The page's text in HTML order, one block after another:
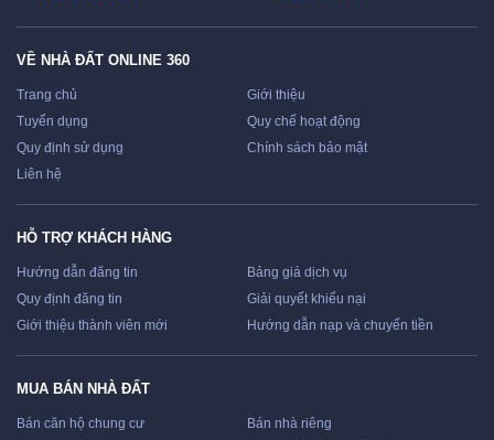
VỀ NHÀ ĐẤT ONLINE 360
Trang chủ
Giới thiệu
Tuyển dụng
Quy chế hoạt động
Quy định sử dụng
Chính sách bảo mật
Liên hệ
HỖ TRỢ KHÁCH HÀNG
Hướng dẫn đăng tin
Bảng giá dịch vụ
Quy định đăng tin
Giải quyết khiếu nại
Giới thiệu thành viên mới
Hướng dẫn nạp và chuyển tiền
MUA BÁN NHÀ ĐẤT
Bán căn hộ chung cư
Bán nhà riêng